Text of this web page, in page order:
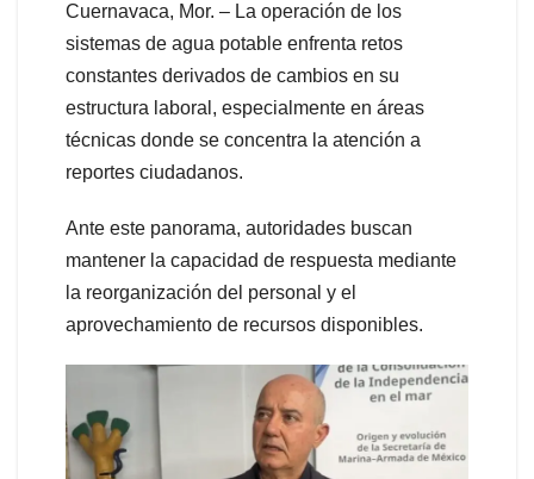
Cuernavaca, Mor. – La operación de los
sistemas de agua potable enfrenta retos
constantes derivados de cambios en su
estructura laboral, especialmente en áreas
técnicas donde se concentra la atención a
reportes ciudadanos.
Ante este panorama, autoridades buscan
mantener la capacidad de respuesta mediante
la reorganización del personal y el
aprovechamiento de recursos disponibles.